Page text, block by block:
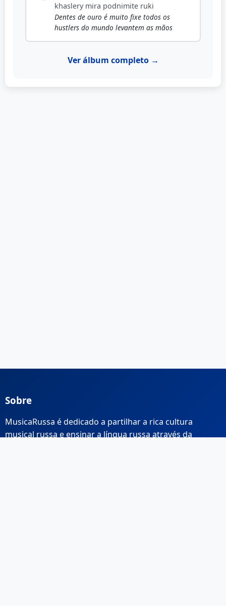
khaslery mira podnimite ruki
Dentes de ouro é muito fixe todos os
hustlers do mundo levantem as mãos
Ver álbum completo →
Sobre
MusicaRussa é dedicado a partilhar a rica cultura
musical russa e ensinar a língua russa através da